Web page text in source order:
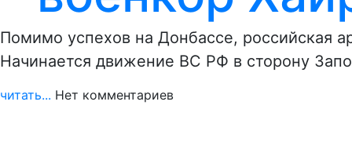
Помимо успехов на Донбассе, российская
Начинается движение ВС РФ в сторону
читать... Нет комментариев